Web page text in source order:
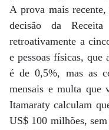
A prova mais
decisão da
retroativamente a
e pessoas físicas, que
é de 0,5%, mas as
mensais e multa que
Itamaraty calculam
US$ 100 milhões,